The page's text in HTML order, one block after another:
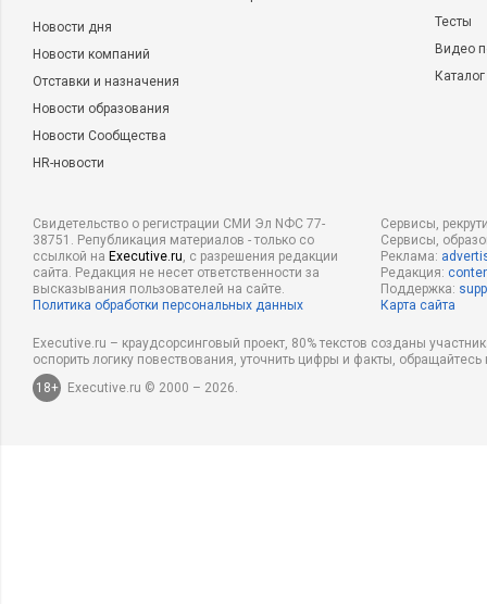
Новости дня
Новости компаний
Отставки и назначения
Новости образования
Новости Сообщества
HR-новости
Тесты
Видео
Свидетельство о регистрации СМИ Эл NФС 77-
38751. Републикация материалов - только со
ссылкой на Executive.ru, с разрешения редакции
сайта. Редакция не несет ответственности за
высказывания пользователей на сайте.
Политика обработки персональных данных
Сервисы,
Сервисы,
Реклама:
Редакция:
Поддержка:
Карта сайта
Executive.ru – краудсорсинговый проект, 80% текстов созданы
оспорить логику повествования, уточнить цифры и факты,
18+
Executive.ru © 2000 – 2026.